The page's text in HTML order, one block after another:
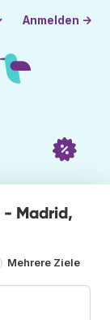
Anmelden →
- Madrid,
Mehrere Ziele